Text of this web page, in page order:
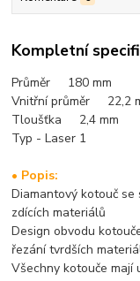
Kompletní
Průměr 180 mm
Vnitřní průměr 22,2
Tloušťka 2,4 mm
Typ - Laser 1
• Popis:
Diamantový kotouč se
zdících materiálů
Design obvodu
řezání tvrdších
Všechny kotouče mají